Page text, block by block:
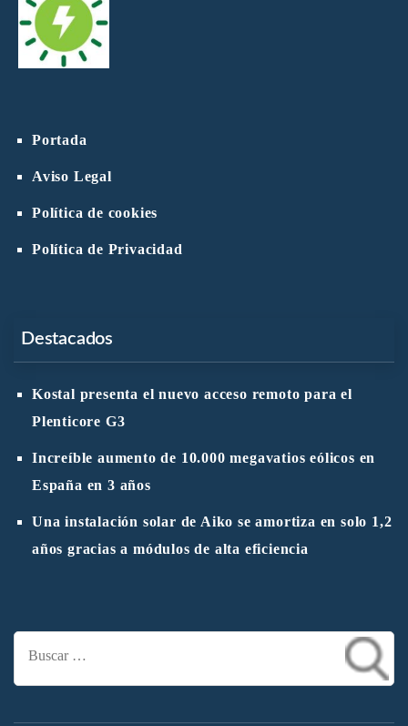
Portada
Aviso Legal
Política de cookies
Política de Privacidad
Destacados
Kostal presenta el nuevo acceso remoto para el
Plenticore G3
Increíble aumento de 10.000 megavatios eólicos en
España en 3 años
Una instalación solar de Aiko se amortiza en solo 1,2
años gracias a módulos de alta eficiencia